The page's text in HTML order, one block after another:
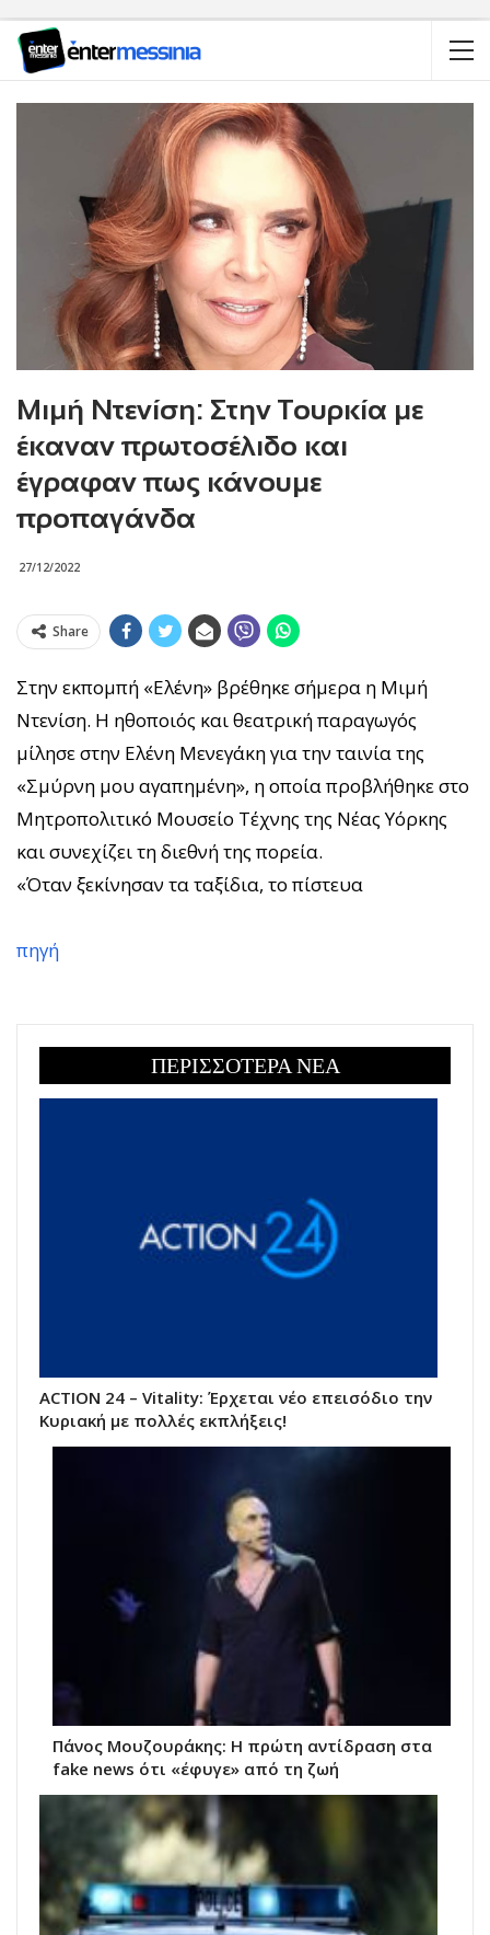
Μιμή Ντενίση: Στην Τουρκία με
έκαναν πρωτοσέλιδο και
έγραφαν πως κάνουμε
προπαγάνδα
27/12/2022
Share
Στην εκπομπή «Ελένη» βρέθηκε σήμερα η Μιμή
Ντενίση. Η ηθοποιός και θεατρική παραγωγός
μίλησε στην Ελένη Μενεγάκη για την ταινία της
«Σμύρνη μου αγαπημένη», η οποία προβλήθηκε στο
Μητροπολιτικό Μουσείο Τέχνης της Νέας Υόρκης
και συνεχίζει τη διεθνή της πορεία.
«Όταν ξεκίνησαν τα ταξίδια, το πίστευα
πηγή
ΠΕΡΙΣΣΟΤΕΡΑ ΝΕΑ
ACTION 24 – Vitality: Έρχεται νέο επεισόδιο την
Κυριακή με πολλές εκπλήξεις!
Πάνος Μουζουράκης: Η πρώτη αντίδραση στα
fake news ότι «έφυγε» από τη ζωή